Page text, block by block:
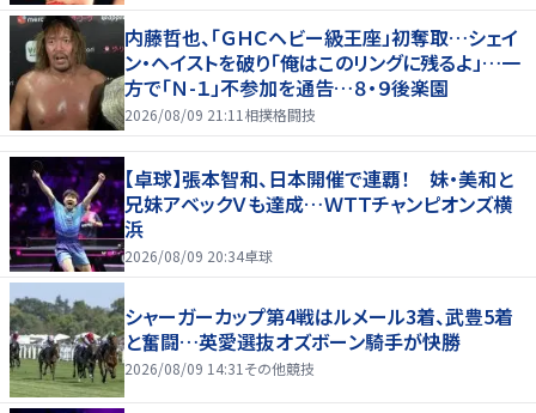
内藤哲也、「ＧＨＣヘビー級王座」初奪取…シェイ
ン・ヘイストを破り「俺はこのリングに残るよ」…一
方で「Ｎ-１」不参加を通告…８・９後楽園
2026/08/09 21:11 相撲格闘技
【卓球】張本智和、日本開催で連覇！ 妹・美和と
兄妹アベックＶも達成…ＷＴＴチャンピオンズ横
浜
2026/08/09 20:34卓球
シャーガーカップ第4戦はルメール3着、武豊5着
と奮闘…英愛選抜オズボーン騎手が快勝
2026/08/09 14:31 その他競技